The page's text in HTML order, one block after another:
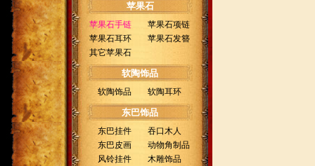
苹果石
苹果石手链
苹果石项链
苹果石耳环
苹果石发簪
其它苹果石
软陶饰品
软陶饰品 软陶耳环
东巴饰品
东巴挂件
吞口木人
东巴皮画
动物角制品
风铃挂件
木雕饰品